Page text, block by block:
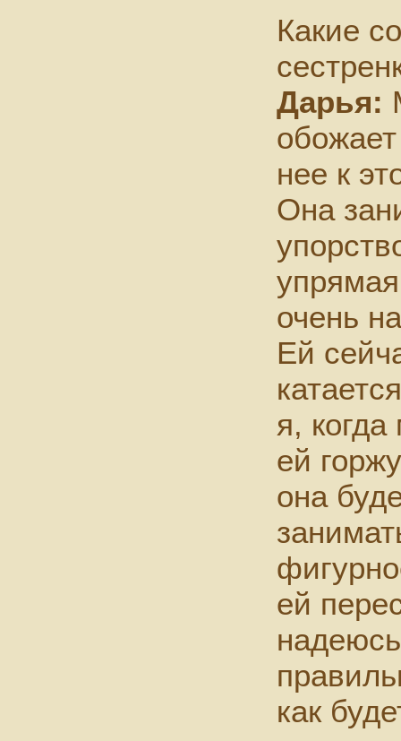
Какие
Дарья:
нее к
Она
очень
Ей
я,
ей
она
ей
как